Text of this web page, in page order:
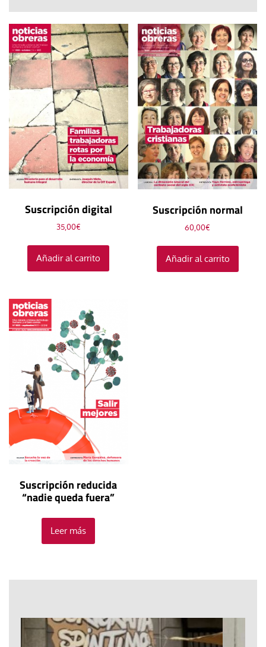
Suscripción digital
35,00€
Añadir al carrito
Suscripción normal
60,00€
Añadir al carrito
Suscripción reducida
“nadie queda fuera”
Leer más